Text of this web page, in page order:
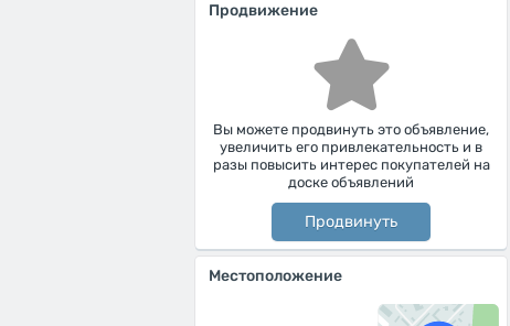
Продвижение
Вы можете продвинуть это объявление,
увеличить его привлекательность и в
разы повысить интерес покупателей на
доске объявлений
Продвинуть
Местоположение